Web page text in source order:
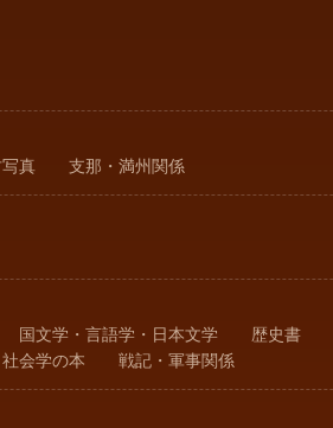
真 支那・満州関係
国文学・言語学・日本文学 歴史書
会学の本 戦記・軍事関係